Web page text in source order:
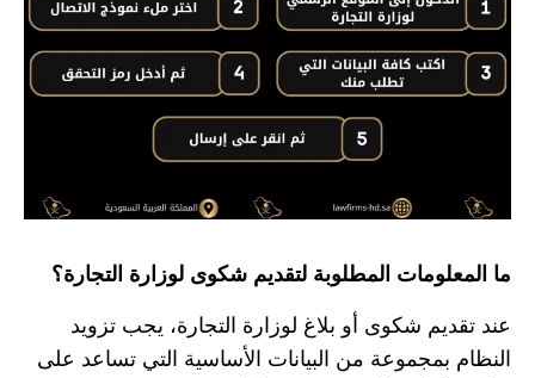
ما المعلومات المطلوبة لتقديم شكوى لوزارة التجارة؟
عند تقديم شكوى أو بلاغ لوزارة التجارة، يجب تزويد
النظام بمجموعة من البيانات الأساسية التي تساعد على